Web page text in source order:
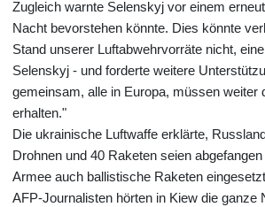
Zugleich warnte Selenskyj vor einem
Nacht bevorstehen könnte. Dies könnte
Stand unserer Luftabwehrvorräte nicht,
Selenskyj - und forderte weitere
gemeinsam, alle in Europa, müssen
erhalten."
Die ukrainische Luftwaffe erklärte,
Drohnen und 40 Raketen seien
Armee auch ballistische Raketen
AFP-Journalisten hörten in Kiew die